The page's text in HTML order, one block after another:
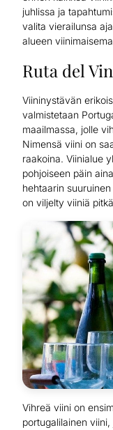
juhlissa ja
valita vierailunsa
alueen
Ruta del
Viininystävän
valmistetaan
maailmassa, jolle
Nimensä viini on
raakoina. Viinialue
pohjoiseen päin
hehtaarin
on viljelty viiniä
Vihreä viini on
portugalilainen